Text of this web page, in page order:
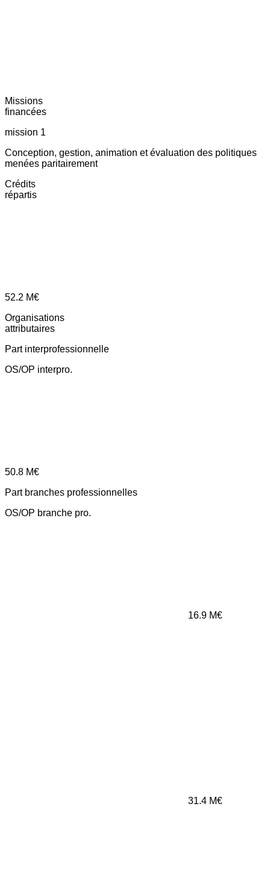
Missions
financées
mission 1
Conception, gestion, animation et évaluation des politiques
menées paritairement
Crédits
répartis
52.2 M€
Organisations
attributaires
Part interprofessionnelle
OS/OP interpro.
50.8 M€
Part branches professionnelles
OS/OP branche pro.
16.9 M€
31.4 M€